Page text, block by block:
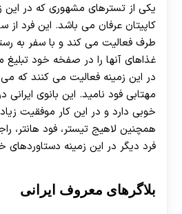
یکی از تسترهای مشهوری که در این
طرف فعالیت می کند و با سفر به
غذاهای آنها را در صفخه خود تبلیغ
در این زمینه فعالیت می کنند که می
مهتابی فود نامید. این بانوی ایرانی
خوبی دارد و در این کار موفقیت
همچنین لاهیج تیستر، فود هانتر،
فرد دیگر در این زمینه دستاوردهای
بلاگرهای معروف ایرانی